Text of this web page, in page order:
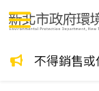
咖啡檳榔、檳榔糖葫蘆？ 檳榔不管加了什麼風味，都是致癌物！請拒絕嚼食。
選單按鈕